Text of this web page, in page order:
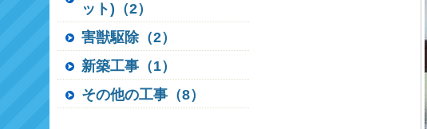
ット)（2）
害獣駆除（2）
新築工事（1）
その他の工事（8）